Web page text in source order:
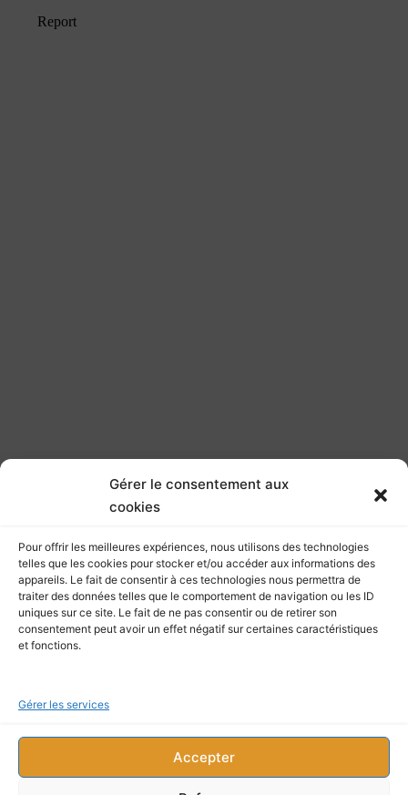
Gérer le consentement aux
cookies
Pour offrir les meilleures expériences, nous utilisons des technologies
telles que les cookies pour stocker et/ou accéder aux informations des
appareils. Le fait de consentir à ces technologies nous permettra de
traiter des données telles que le comportement de navigation ou les ID
uniques sur ce site. Le fait de ne pas consentir ou de retirer son
consentement peut avoir un effet négatif sur certaines caractéristiques
et fonctions.
Gérer les services
Accepter